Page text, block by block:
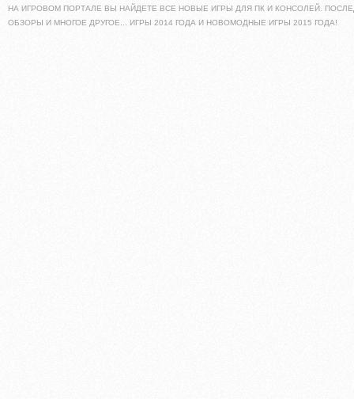
НА ИГРОВОМ ПОРТАЛЕ ВЫ НАЙДЕТЕ ВСЕ НОВЫЕ ИГРЫ ДЛЯ ПК И КОНСОЛЕЙ.
ОБЗОРЫ И МНОГОЕ ДРУГОЕ... ИГРЫ 2014 ГОДА И НОВОМОДНЫЕ ИГРЫ 2015 ГОДА!